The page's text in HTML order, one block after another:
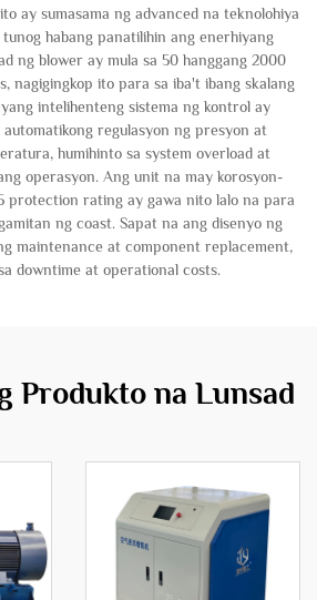
ay sumasama ng advanced na teknolohiya
habang panatilihin ang enerhiyang
ng blower ay mula sa 50 hanggang 2000
nagigingkop ito para sa iba't ibang skalang
intelihenteng sistema ng kontrol ay
regulasyon ng presyon at
humihinto sa system overload at
operasyon. Ang unit na may korosyon-
protection rating ay gawa nito lalo na para
ng coast. Sapat na ang disenyo ng
maintenance at component replacement,
downtime at operational costs.
Produkto na Lunsad